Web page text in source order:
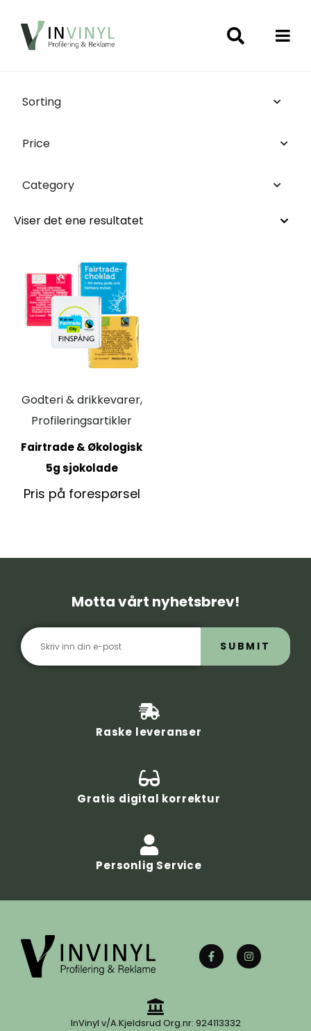
Sorting
Price
Category
Viser det ene resultatet
Godteri & drikkevarer,
Profileringsartikler
Fairtrade & Økologisk
5g sjokolade
Pris på forespørsel
Motta vårt nyhetsbrev!
SUBMIT
Raske leveranser
Gratis digital korrektur
Personlig Service
InVinyl v/A.Kjeldsrud Org.nr: 924113332